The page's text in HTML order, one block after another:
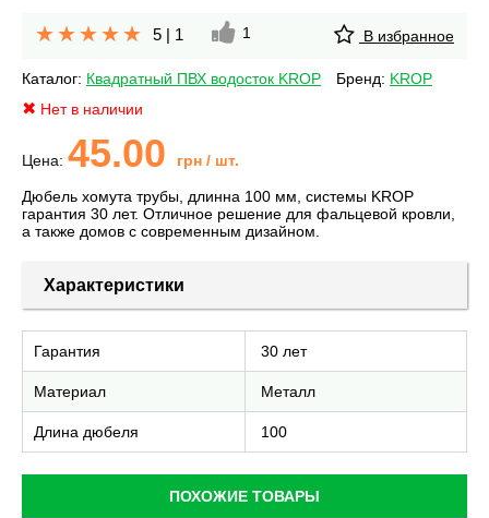
5 | 1 1 В избранное
Каталог: Квадратный ПВХ водосток KROP Бренд: KROP
Нет в наличии
Цена: 45.00 грн / шт.
Дюбель хомута трубы, длинна 100 мм, системы KROP
гарантия 30 лет. Отличное решение для фальцевой кровли,
а также домов с современным дизайном.
Характеристики
Гарантия 30 лет
Материал Металл
Длина дюбеля 100
ПОХОЖИЕ ТОВАРЫ